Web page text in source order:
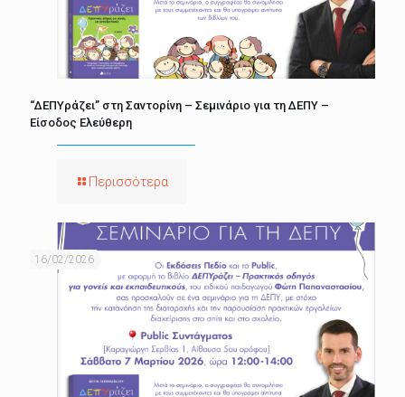
“ΔΕΠΥράζει” στη Σαντορίνη – Σεμινάριο για τη ΔΕΠΥ –
Είσοδος Ελεύθερη
Περισσότερα
16/02/2026